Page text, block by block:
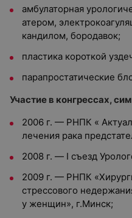
амбулаторная
атером,
кандилом, бородавок;
пластика короткой
парапростатические
Участие в конгрессах,
2006 г. — РНПК «
лечения рака
2008 г. — I съезд
2009 г. — РНПК
стрессового
у женщин», г.Минск;